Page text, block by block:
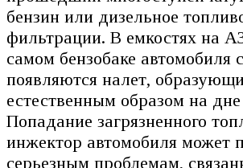
бензин или дизельное
фильтрации. В емкостях на
самом бензобаке автомобиля
появляются налет,
естественным образом на дне
Попадание загрязненного
инжектор автомобиля может
серьезным проблемам,